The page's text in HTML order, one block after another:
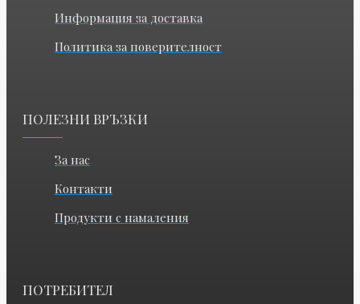
Информация за доставка
Политика за поверителност
ПОЛЕЗНИ ВРЪЗКИ
За нас
Контакти
Продукти с намаления
ПОТРЕБИТЕЛ